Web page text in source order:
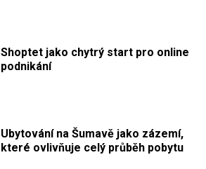
Shoptet jako chytrý start pro online
podnikání
Ubytování na Šumavě jako zázemí,
které ovlivňuje celý průběh pobytu